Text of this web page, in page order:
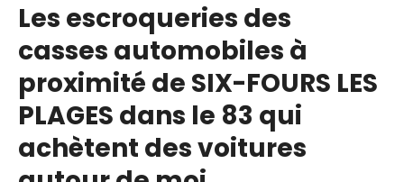
Les escroqueries des
casses automobiles à
proximité de SIX-FOURS LES
PLAGES dans le 83 qui
achètent des voitures